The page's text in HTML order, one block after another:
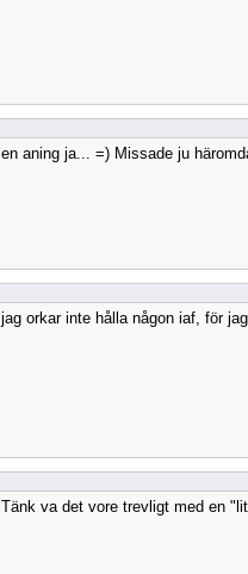
en aning ja... =) Missade ju
jag orkar inte hålla någon iaf, för
Tänk va det vore trevligt med en